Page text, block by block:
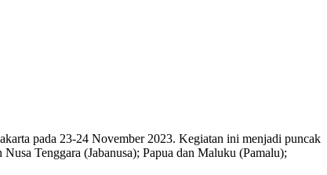
pada 23-24 November 2023. Kegiatan ini menjadi puncak
Tenggara (Jabanusa); Papua dan Maluku (Pamalu);